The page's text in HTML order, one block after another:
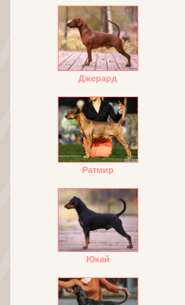
Джерард
Ратмир
Юкай